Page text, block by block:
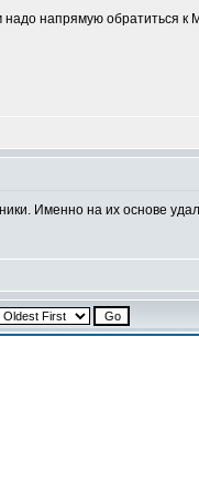
напрямую обратиться
Именно на их основе